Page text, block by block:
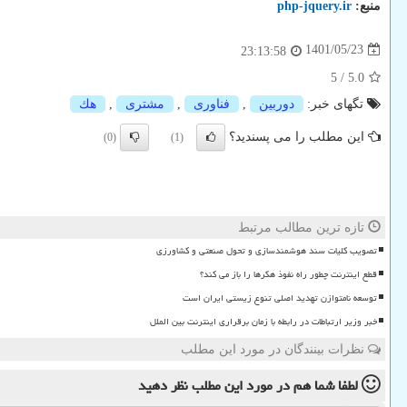
منبع: php-jquery.ir
1401/05/23
23:13:58
5.0
/
5
تگهای خبر:
دوربین فناوری مشتری هك
این مطلب را می پسندید؟ (1)
(0)
تازه ترین مطالب مرتبط
تصویب کلیات سند هوشمندسازی و تحول صنعتی و کشاورزی
قطع اینترنت چطور راه نفوذ هکرها را باز می کند؟
توسعه نامتوازن تهدید اصلی تنوع زیستی ایران است
خبر وزیر ارتباطات در رابطه با زمان برقراری اینترنت بین الملل
نظرات بینندگان در مورد این مطلب
لطفا شما همدر مورد این مطلبنظر دهید